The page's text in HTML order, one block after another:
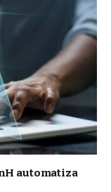
automatiza